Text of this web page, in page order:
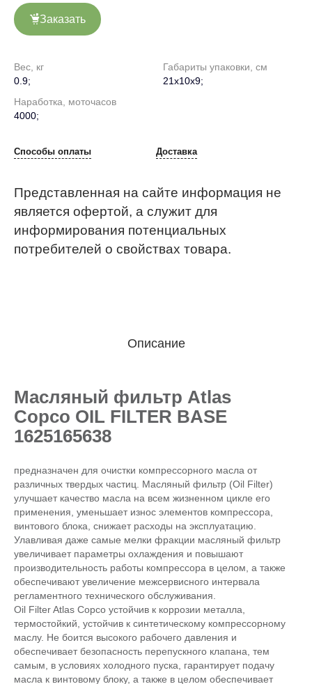
Заказать
Вес, кг
0.9;
Габариты упаковки, см
21х10х9;
Наработка, моточасов
4000;
Способы оплаты Доставка
Представленная на сайте информация не
является офертой, а служит для
информирования потенциальных
потребителей о свойствах товара.
Описание
Масляный фильтр Atlas
Copco OIL FILTER BASE
1625165638
предназначен для очистки компрессорного масла от
различных твердых частиц. Масляный фильтр (Oil Filter)
улучшает качество масла на всем жизненном цикле его
применения, уменьшает износ элементов компрессора,
винтового блока, снижает расходы на эксплуатацию.
Улавливая даже самые мелки фракции масляный фильтр
увеличивает параметры охлаждения и повышают
производительность работы компрессора в целом, а также
обеспечивают увеличение межсервисного интервала
регламентного технического обслуживания.
Oil Filter Atlas Copco устойчив к коррозии металла,
термостойкий, устойчив к синтетическому компрессорному
маслу. Не боится высокого рабочего давления и
обеспечивает безопасность перепускного клапана, тем
самым, в условиях холодного пуска, гарантирует подачу
масла к винтовому блоку, а также в целом обеспечивает